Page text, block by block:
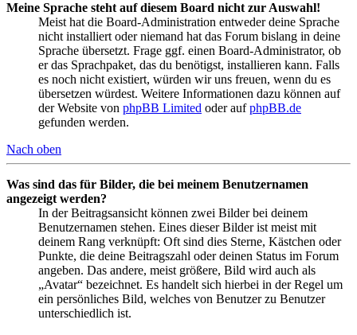
Meine Sprache steht auf diesem Board nicht zur Auswahl!
Meist hat die Board-Administration entweder deine Sprache
nicht installiert oder niemand hat das Forum bislang in deine
Sprache übersetzt. Frage ggf. einen Board-Administrator, ob
er das Sprachpaket, das du benötigst, installieren kann. Falls
es noch nicht existiert, würden wir uns freuen, wenn du es
übersetzen würdest. Weitere Informationen dazu können auf
der Website von phpBB Limited oder aufphpBB.de
gefunden werden.
Nach oben
Was sind das für Bilder, die bei meinem Benutzernamen
angezeigt werden?
In der Beitragsansicht können zwei Bilder bei deinem
Benutzernamen stehen. Eines dieser Bilder ist meist mit
deinem Rang verknüpft: Oft sind dies Sterne, Kästchen oder
Punkte, die deine Beitragszahl oder deinen Status im Forum
angeben. Das andere, meist größere, Bild wird auch als
„Avatar“ bezeichnet. Es handelt sich hierbei in der Regel um
ein persönliches Bild, welches von Benutzer zu Benutzer
unterschiedlich ist.